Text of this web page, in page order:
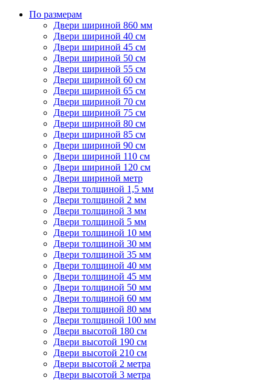
По размерам
Двери шириной 860 мм
Двери шириной 40 см
Двери шириной 45 см
Двери шириной 50 см
Двери шириной 55 см
Двери шириной 60 см
Двери шириной 65 см
Двери шириной 70 см
Двери шириной 75 см
Двери шириной 80 см
Двери шириной 85 см
Двери шириной 90 см
Двери шириной 110 см
Двери шириной 120 см
Двери шириной метр
Двери толщиной 1,5 мм
Двери толщиной 2 мм
Двери толщиной 3 мм
Двери толщиной 5 мм
Двери толщиной 10 мм
Двери толщиной 30 мм
Двери толщиной 35 мм
Двери толщиной 40 мм
Двери толщиной 45 мм
Двери толщиной 50 мм
Двери толщиной 60 мм
Двери толщиной 80 мм
Двери толщиной 100 мм
Двери высотой 180 см
Двери высотой 190 см
Двери высотой 210 см
Двери высотой 2 метра
Двери высотой 3 метра